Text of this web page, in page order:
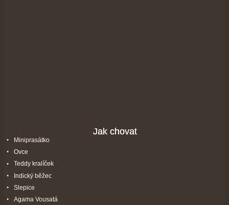
Jak chovat
Miniprasátko
Ovce
Teddy kralíček
Indický běžec
Slepice
Agama Vousatá